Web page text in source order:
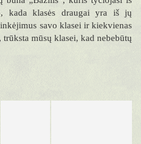
kada klasės draugai yra iš jų
savo klasei ir kiekvienas
mūsų klasei, kad nebebūtų